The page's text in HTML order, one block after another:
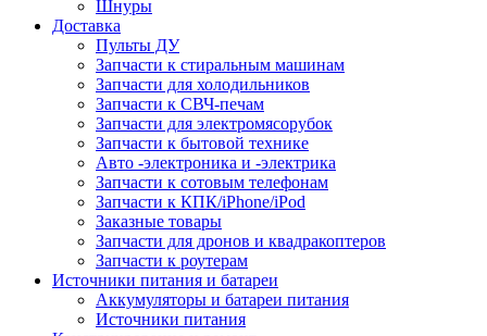
Шнуры
Доставка
Пульты ДУ
Запчасти к стиральным машинам
Запчасти для холодильников
Запчасти к СВЧ-печам
Запчасти для электромясорубок
Запчасти к бытовой технике
Авто -электроника и -электрика
Запчасти к сотовым телефонам
Запчасти к КПК/iPhone/iPod
Заказные товары
Запчасти для дронов и квадракоптеров
Запчасти к роутерам
Источники питания и батареи
Аккумуляторы и батареи питания
Источники питания